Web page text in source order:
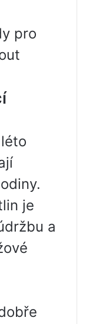
pro
je
a